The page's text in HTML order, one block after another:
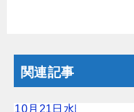
関連記事